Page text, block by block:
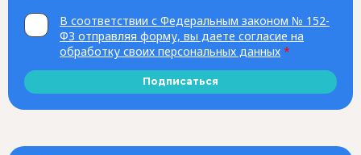
В соответствии с Федеральным законом № 152-
ФЗ отправляя форму, вы даете согласие на
обработку своих персональных данных *
Подписаться